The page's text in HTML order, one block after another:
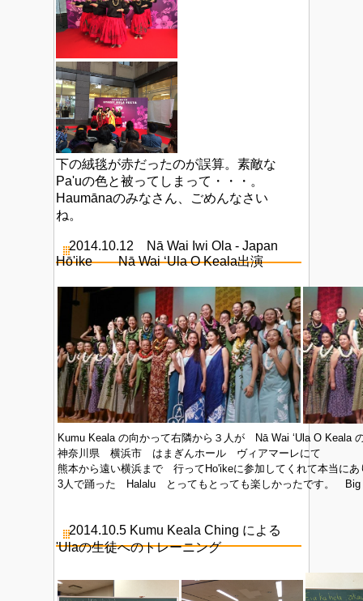
下の絨毯が赤だったのが誤算。素敵な
Pa'uの色と被ってしまって・・・。
Haumānaのみなさん、ごめんなさい
ね。
2014.10.12 Nā Wai Iwi Ola - Japan
Hō'ike Nā Wai ‘Ula O Keala出演
Kumu Keala の向かって右隣から３人が Nā Wai ‘Ula O Keala
神奈川県 横浜市 はまぎんホール ヴィアマーレにて
熊本から遠い横浜まで 行ってHo'ikeに参加してくれて本当にあ
3人で踊った Halalu とってもとっても楽しかったです。
2014.10.5 Kumu Keala Ching による
'Ulaの生徒へのトレーニング